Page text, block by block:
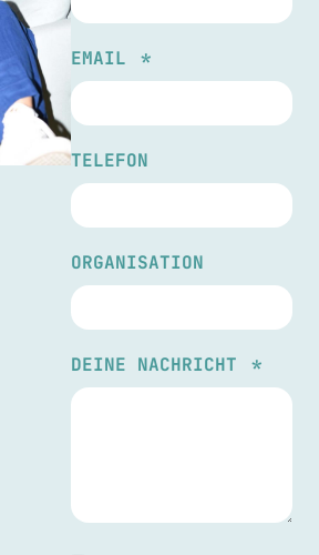
EMAIL
TELEFON
ORGANISATION
DEINE NACHRICHT